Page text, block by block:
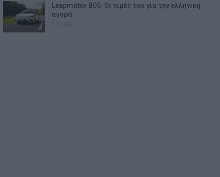
Leapmotor B05: Οι τιμές του για την ελληνική
αγορά